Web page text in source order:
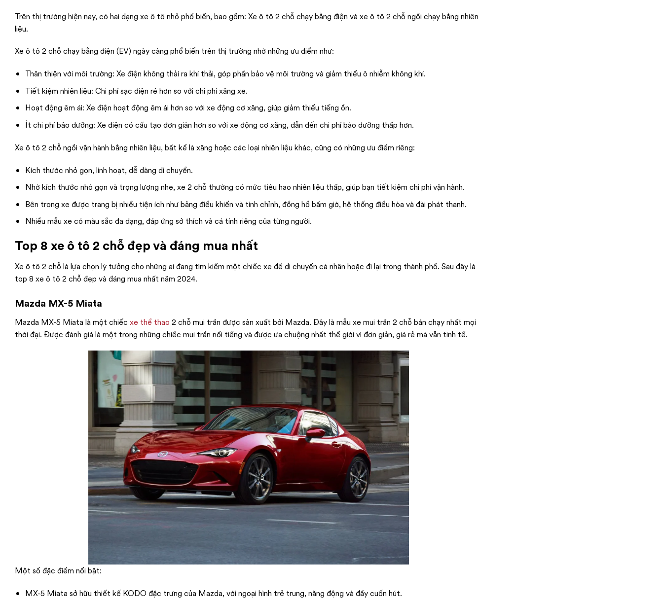
Trên thị trường hiện nay, có hai dạng xe ô tô nhỏ phổ biến, bao gồm: Xe ô tô 2 chỗ chạy bằng điện và xe ô tô 2 chỗ ngồi chạy bằng nhiên
liệu.
Xe ô tô 2 chỗ chạy bằng điện (EV) ngày càng phổ biến trên thị trường nhờ những ưu điểm như:
Thân thiện với môi trường: Xe điện không thải ra khí thải, góp phần bảo vệ môi trường và giảm thiểu ô nhiễm không khí.
Tiết kiệm nhiên liệu: Chi phí sạc điện rẻ hơn so với chi phí xăng xe.
Hoạt động êm ái: Xe điện hoạt động êm ái hơn so với xe động cơ xăng, giúp giảm thiểu tiếng ồn.
Ít chi phí bảo dưỡng: Xe điện có cấu tạo đơn giản hơn so với xe động cơ xăng, dẫn đến chi phí bảo dưỡng thấp hơn.
Xe ô tô 2 chỗ ngồi vận hành bằng nhiên liệu, bất kể là xăng hoặc các loại nhiên liệu khác, cũng có những ưu điểm riêng:
Kích thước nhỏ gọn, linh hoạt, dễ dàng di chuyển.
Nhờ kích thước nhỏ gọn và trọng lượng nhẹ, xe 2 chỗ thường có mức tiêu hao nhiên liệu thấp, giúp bạn tiết kiệm chi phí vận hành.
Bên trong xe được trang bị nhiều tiện ích như bảng điều khiển và tinh chỉnh, đồng hồ bấm giờ, hệ thống điều hòa và đài phát thanh.
Nhiều mẫu xe có màu sắc đa dạng, đáp ứng sở thích và cá tính riêng của từng người.
Top 8 xe ô tô 2 chỗ đẹp và đáng mua nhất
Xe ô tô 2 chỗ là lựa chọn lý tưởng cho những ai đang tìm kiếm một chiếc xe để di chuyển cá nhân hoặc đi lại trong thành phố. Sau đây là
top 8 xe ô tô 2 chỗ đẹp và đáng mua nhất năm 2024.
Mazda MX-5 Miata
Mazda MX-5 Miata là một chiếc xe thể thao 2 chỗ mui trần được sản xuất bởi Mazda. Đây là mẫu xe mui trần 2 chỗ bán chạy nhất mọi
thời đại. Được đánh giá là một trong những chiếc mui trần nổi tiếng và được ưa chuộng nhất thế giới vì đơn giản, giá rẻ mà vẫn tinh tế.
Một số đặc điểm nổi bật:
MX-5 Miata sở hữu thiết kế KODO đặc trưng của Mazda, với ngoại hình trẻ trung, năng động và đầy cuốn hút.